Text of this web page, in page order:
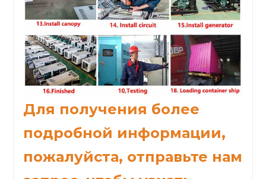
Для получения более
подробной информации,
пожалуйста, отправьте нам